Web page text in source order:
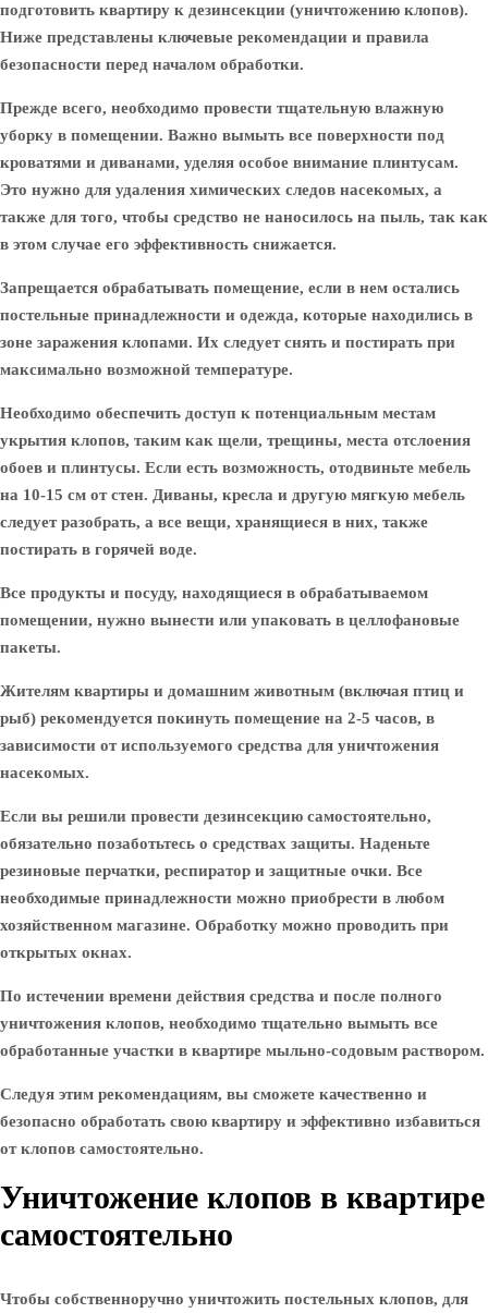
подготовить квартиру к дезинсекции (уничтожению клопов).
Ниже представлены ключевые рекомендации и правила
безопасности перед началом обработки.
Прежде всего, необходимо провести тщательную влажную
уборку в помещении. Важно вымыть все поверхности под
кроватями и диванами, уделяя особое внимание плинтусам.
Это нужно для удаления химических следов насекомых, а
также для того, чтобы средство не наносилось на пыль, так как
в этом случае его эффективность снижается.
Запрещается обрабатывать помещение, если в нем остались
постельные принадлежности и одежда, которые находились в
зоне заражения клопами. Их следует снять и постирать при
максимально возможной температуре.
Необходимо обеспечить доступ к потенциальным местам
укрытия клопов, таким как щели, трещины, места отслоения
обоев и плинтусы. Если есть возможность, отодвиньте мебель
на 10-15 см от стен. Диваны, кресла и другую мягкую мебель
следует разобрать, а все вещи, хранящиеся в них, также
постирать в горячей воде.
Все продукты и посуду, находящиеся в обрабатываемом
помещении, нужно вынести или упаковать в целлофановые
пакеты.
Жителям квартиры и домашним животным (включая птиц и
рыб) рекомендуется покинуть помещение на 2-5 часов, в
зависимости от используемого средства для уничтожения
насекомых.
Если вы решили провести дезинсекцию самостоятельно,
обязательно позаботьтесь о средствах защиты. Наденьте
резиновые перчатки, респиратор и защитные очки. Все
необходимые принадлежности можно приобрести в любом
хозяйственном магазине. Обработку можно проводить при
открытых окнах.
По истечении времени действия средства и после полного
уничтожения клопов, необходимо тщательно вымыть все
обработанные участки в квартире мыльно-содовым раствором.
Следуя этим рекомендациям, вы сможете качественно и
безопасно обработать свою квартиру и эффективно избавиться
от клопов самостоятельно.
Уничтожение клопов в квартире
самостоятельно
Чтобы собственноручно уничтожить постельных клопов, для